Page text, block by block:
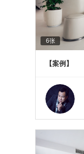
6张
【案例】